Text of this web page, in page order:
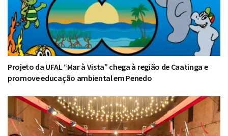
Projeto da UFAL “Mar à Vista” chega à região de Caatinga e
promove educação ambiental em Penedo